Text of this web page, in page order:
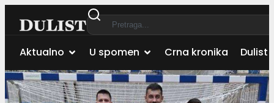
Aktualno U spomen Crna kronika Dulist